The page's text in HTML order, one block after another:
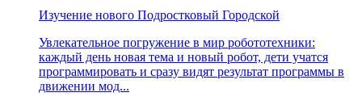
Изучение нового Подростковый Городской
Увлекательное погружение в мир робототехники:
каждый день новая тема и новый робот, дети учатся
программировать и сразу видят результат программы в
движении мод...